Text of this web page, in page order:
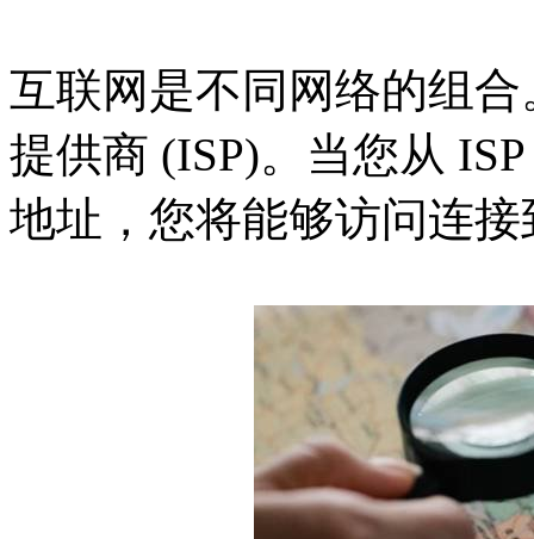
互联网是不同网络的组
提供商 (ISP)。当您从
地址，您将能够访问连